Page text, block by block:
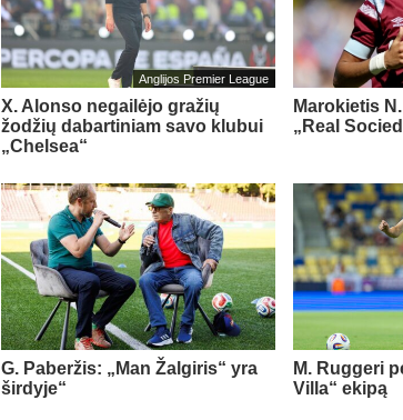
Anglijos Premier League
X. Alonso negailėjo gražių
žodžių dabartiniam savo klubui
„Chelsea“
Marokietis
„Real
G. Paberžis: „Man Žalgiris“ yra
širdyje“
M. Ruggeri
Villa“ ekipą